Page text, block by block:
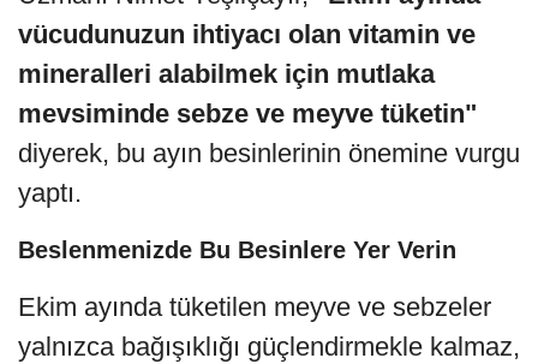
vücudunuzun ihtiyacı olan vitamin ve
mineralleri alabilmek için mutlaka
mevsiminde sebze ve meyve tüketin"
diyerek, bu ayın besinlerinin önemine vurgu
yaptı.
Beslenmenizde Bu Besinlere Yer Verin
Ekim ayında tüketilen meyve ve sebzeler
yalnızca bağışıklığı güçlendirmekle kalmaz,